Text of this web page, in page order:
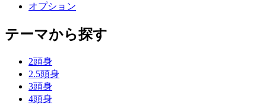
オプション
テーマから探す
2頭身
2.5頭身
3頭身
4頭身